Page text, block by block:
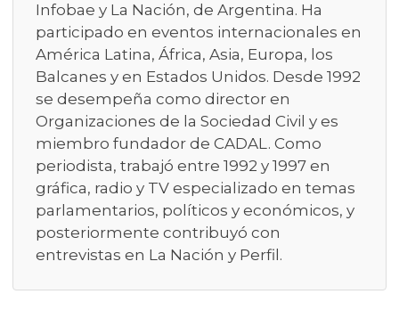
Infobae y La Nación, de Argentina. Ha
participado en eventos internacionales en
América Latina, África, Asia, Europa, los
Balcanes y en Estados Unidos. Desde 1992
se desempeña como director en
Organizaciones de la Sociedad Civil y es
miembro fundador de CADAL. Como
periodista, trabajó entre 1992 y 1997 en
gráfica, radio y TV especializado en temas
parlamentarios, políticos y económicos, y
posteriormente contribuyó con
entrevistas en La Nación y Perfil.